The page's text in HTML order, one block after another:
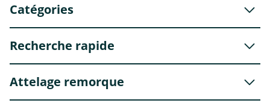
Catégories
Recherche rapide
Attelage remorque